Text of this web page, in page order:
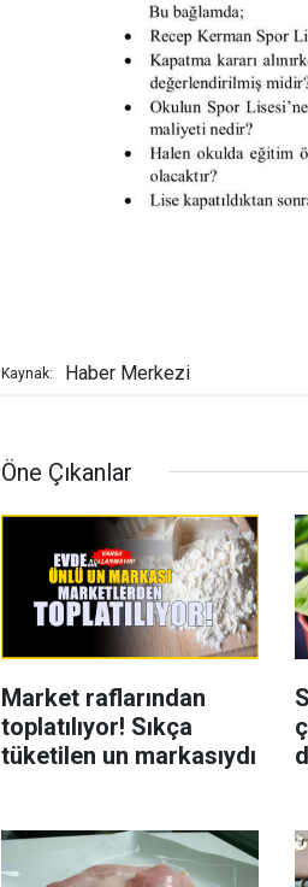
Kaynak: Haber Merkezi
Öne Çıkanlar
Market raflarından
toplatılıyor! Sıkça
tüketilen un markasıydı